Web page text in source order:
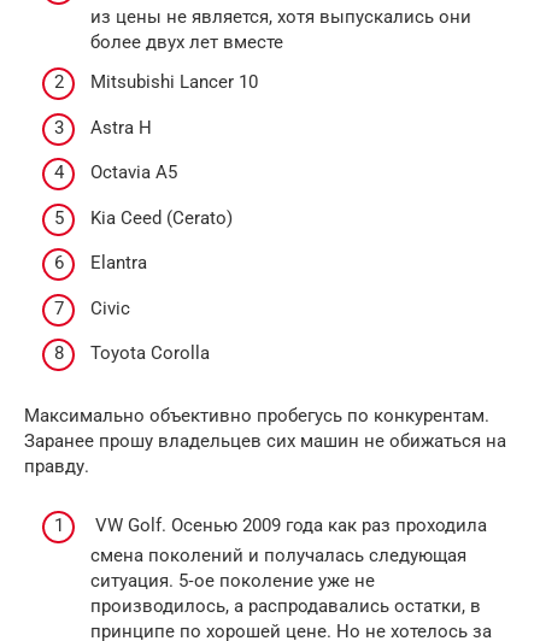
из цены не является, хотя выпускались они
более двух лет вместе
Mit­subishi Lancer 10
Astra H
Octavia A5
Kia Ceed (Cer­a­to)
Elantra
Civic
Toy­ota Corol­la
Максимально объективно пробегусь по конкурентам.
Заранее прошу владельцев сих машин не обижаться на
правду.
VW Golf. Осенью 2009 года как раз проходила
смена поколений и получалась следующая
ситуация. 5‑ое поколение уже не
производилось, а распродавались остатки, в
принципе по хорошей цене. Но не хотелось за